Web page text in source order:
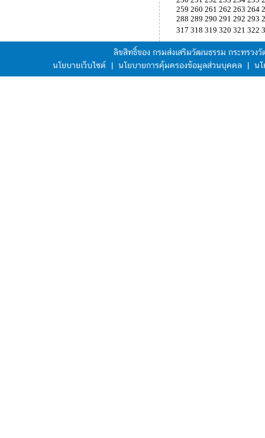
259 260 261 262 263 264
288 289 290 291 292 293
317 318 319 320 321 322
ลิขสิทธิ์ของ กรมส่งเสริมวัฒนธรรม กระทรว
นโยบายเว็บไซต์
| นโยบายการคุ้มครองข้อมูลส่วนบุคคล | น